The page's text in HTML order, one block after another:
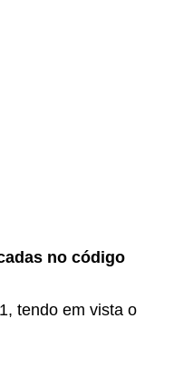
no código
tendo em vista o